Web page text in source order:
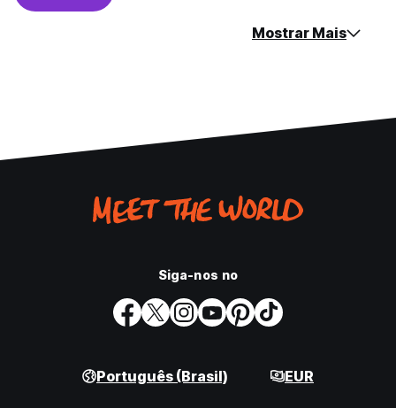
Mostrar Mais
Siga-nos no
Português (Brasil) EUR